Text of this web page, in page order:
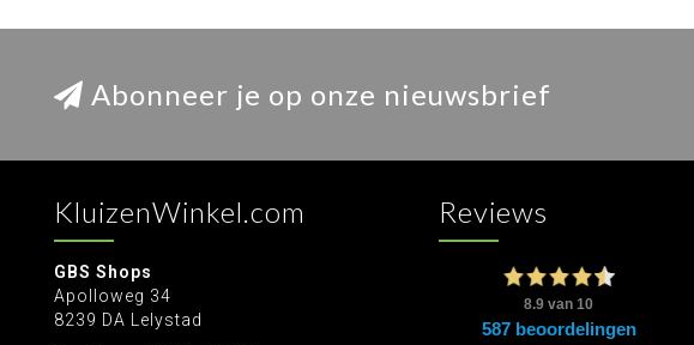
Abonneer je op onze nieuwsbrief
KluizenWinkel.com
GBS Shops
Apolloweg 34
8239 DA Lelystad
Reviews